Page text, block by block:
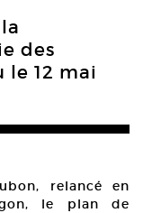
des
le 12 mai
relancé en
le plan de